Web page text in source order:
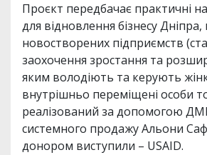
Проєкт передбачає практичні
для відновлення бізнесу
новостворених підприємств
заохочення зростання та
яким володіють та керують
внутрішньо переміщені особи
реалізований за допомогою
системного продажу Альони
донором виступили – USAID.